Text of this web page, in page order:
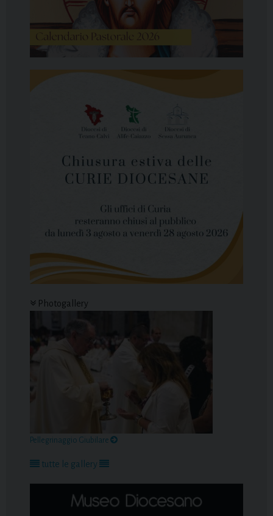
Photogallery
Pellegrinaggio Giubilare
tutte le gallery